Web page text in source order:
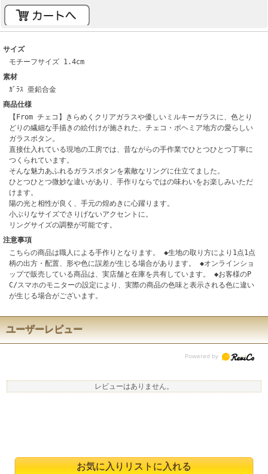
サイズ
モチーフサイズ 1.4cm
素材
ｶﾞﾗｽ 亜鉛合金
商品仕様
【From チェコ】きらめくクリアガラスや優しいミルキーガラスに、色とり
どりの繊細な手描きの絵付けが施された、チェコ・ボヘミア地方の愛らしい
ガラスボタン。
直接仕入れている現地の工房では、昔ながらの手作業でひとつひとつ丁寧に
つくられています。
そんな魅力あふれるガラスボタンを素敵なリングに仕立てました。
ひとつひとつ微妙な違いがあり、手作りならではの味わいをお楽しみいただ
けます。
陽の光と相性が良く、手元の煌めきに心躍ります。
小ぶりなサイズでさりげないアクセントに。
リングサイズの調整が可能です。
注意事項
こちらの商品は職人による手作りとなります。 ◆生地の取り方により1点1点
柄の出方・配置、形や色に誤差が生じる場合があります。 ◆オンラインショ
ップで販売している商品は、実店舗と在庫を共有しています。 ◆お客様のP
C/スマホのモニターの設定により、実際の商品の色味と表示される色に違い
が生じる場合がございます。
ユーザーレビュー
レビューはありません。